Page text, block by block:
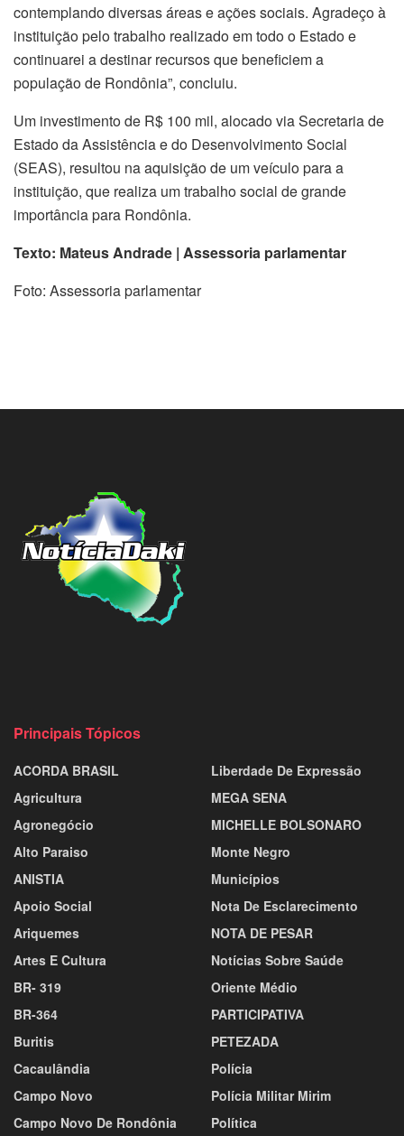
contemplando diversas áreas e ações sociais. Agradeço à
instituição pelo trabalho realizado em todo o Estado e
continuarei a destinar recursos que beneficiem a
população de Rondônia”, concluiu.
Um investimento de R$ 100 mil, alocado via Secretaria de
Estado da Assistência e do Desenvolvimento Social
(SEAS), resultou na aquisição de um veículo para a
instituição, que realiza um trabalho social de grande
importância para Rondônia.
Texto: Mateus Andrade | Assessoria parlamentar
Foto: Assessoria parlamentar
Principais Tópicos
ACORDA BRASIL
Agricultura
Agronegócio
Alto Paraiso
ANISTIA
Apoio Social
Ariquemes
Artes E Cultura
BR- 319
BR-364
Buritis
Cacaulândia
Campo Novo
Campo Novo De Rondônia
Liberdade De Expressão
MEGA SENA
MICHELLE BOLSONARO
Monte Negro
Municípios
Nota De Esclarecimento
NOTA DE PESAR
Notícias Sobre Saúde
Oriente Médio
PARTICIPATIVA
PETEZADA
Polícia
Polícia Militar Mirim
Política